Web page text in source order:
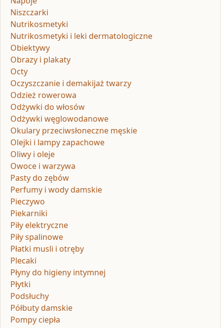
Niszczarki
Nutrikosmetyki
Nutrikosmetyki i leki dermatologiczne
Obiektywy
Obrazy i plakaty
Octy
Oczyszczanie i demakijaż twarzy
Odzież rowerowa
Odżywki do włosów
Odżywki węglowodanowe
Okulary przeciwsłoneczne męskie
Olejki i lampy zapachowe
Oliwy i oleje
Owoce i warzywa
Pasty do zębów
Perfumy i wody damskie
Pieczywo
Piekarniki
Piły elektryczne
Piły spalinowe
Płatki musli i otręby
Plecaki
Płyny do higieny intymnej
Płytki
Podsłuchy
Półbuty damskie
Pompy ciepła